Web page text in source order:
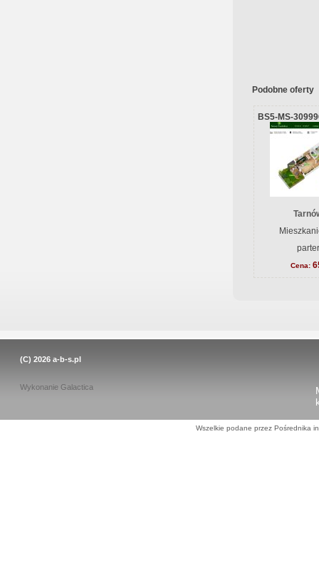
Podobne oferty
BS5-MS-
Cena:
(C) 2026 a-b-s.pl
Wykonanie Galactica
Wszelkie podane przez Pośrednika